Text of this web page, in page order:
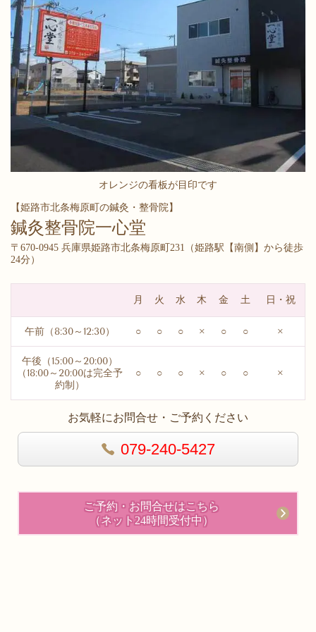
オレンジの看板が目印です
【姫路市北条梅原町の鍼灸・整骨院】
鍼灸整骨院一心堂
〒670-0945 兵庫県姫路市北条梅原町231（姫路駅【南側】から徒歩
24分）
月 火 水 木 金 土 日・祝
午前（8:30～12:30） ○ ○ ○ × ○ ○ ×
午後（15:00～20:00）
（18:00～20:00は完全予
約制）
○ ○ ○ × ○ ○ ×
お気軽にお問合せ・ご予約ください
079-240-5427
ご予約・お問合せはこちら
（ネット24時間受付中）